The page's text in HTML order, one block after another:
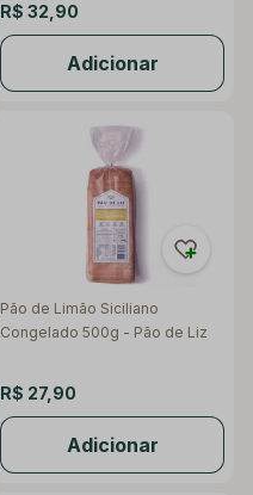
R$ 32,90
Adicionar
Pão de Limão Siciliano
Congelado 500g - Pão de Liz
R$ 27,90
Adicionar